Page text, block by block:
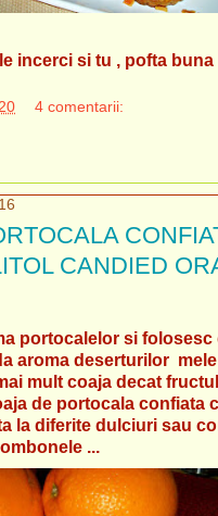
incerci si tu , pofta buna
4 comentarii:
CANDIED
portocalelor si folosesc
aroma deserturilor
mult coaja decat
de portocala confiata
la diferite dulciuri sau
...